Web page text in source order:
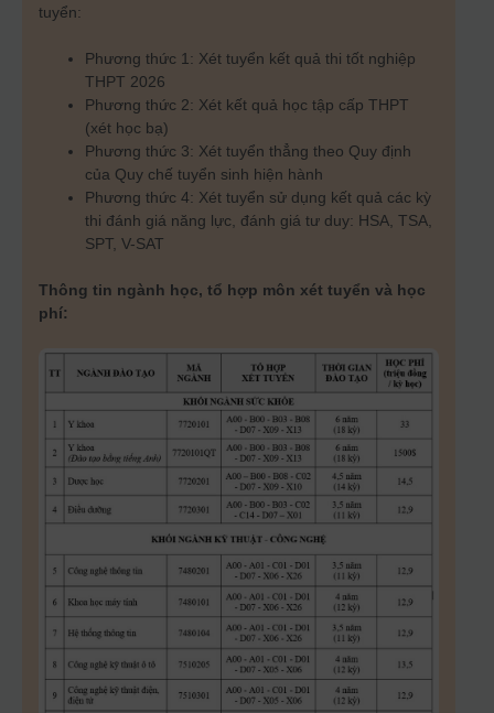
tuyển:
Phương thức 1: Xét tuyển kết quả thi tốt nghiệp
THPT 2026
Phương thức 2: Xét kết quả học tập cấp THPT
(xét học bạ)
Phương thức 3: Xét tuyển thẳng theo Quy định
của Quy chế tuyển sinh hiện hành
Phương thức 4: Xét tuyển sử dụng kết quả các kỳ
thi đánh giá năng lực, đánh giá tư duy: HSA, TSA,
SPT, V-SAT
Thông tin ngành học, tổ hợp môn xét tuyển và học
phí: